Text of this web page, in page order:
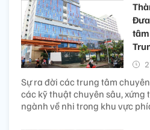
Sự ra đời các trung tâm
các kỹ thuật chuyên sâu, xứng
ngành về nhi trong khu vực